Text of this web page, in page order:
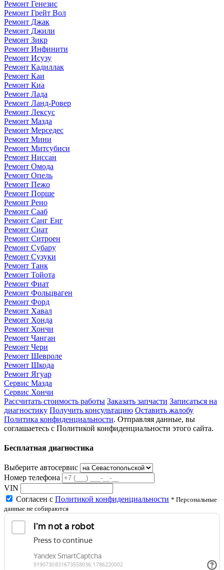
Ремонт Генезис
Ремонт Грейт Вол
Ремонт Джак
Ремонт Джили
Ремонт Зикр
Ремонт Инфинити
Ремонт Исузу
Ремонт Кадиллак
Ремонт Каи
Ремонт Киа
Ремонт Лада
Ремонт Ланд-Ровер
Ремонт Лексус
Ремонт Мазда
Ремонт Мерседес
Ремонт Мини
Ремонт Митсубиси
Ремонт Ниссан
Ремонт Омода
Ремонт Опель
Ремонт Пежо
Ремонт Порше
Ремонт Рено
Ремонт Сааб
Ремонт Санг Енг
Ремонт Сиат
Ремонт Ситроен
Ремонт Субару
Ремонт Сузуки
Ремонт Танк
Ремонт Тойота
Ремонт Фиат
Ремонт Фольцваген
Ремонт Форд
Ремонт Хавал
Ремонт Хонда
Ремонт Хончи
Ремонт Чанган
Ремонт Чери
Ремонт Шевроле
Ремонт Шкода
Ремонт Ягуар
Сервис Мазда
Сервис Хончи
Рассчитать стоимость работы Заказать запчасти Записаться на
диагностику Получить консультацию Оставить жалобу
Политика конфиденциальности. Отправляя данные, вы
соглашаетесь с Политикой конфиденциальности этого сайта.
Бесплатная диагностика
Выберите автосервис
Номер телефона
VIN
Согласен с Политикой конфиденциальности * Персональные
данные не собираются